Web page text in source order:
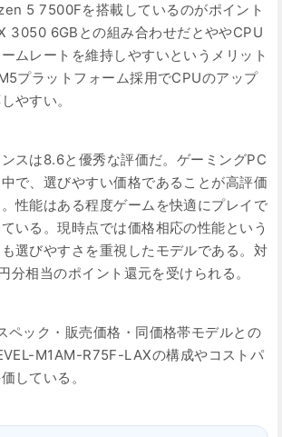
5 7500Fを搭載しているのがポイント
3050 6GBとの組み合わせだとややCPU
ムレートを維持しやすいというメリット
プラットフォーム採用でCPUのアップ
やすい。
スは8.6と優秀な評価だ。ゲーミングPC
で、選びやすい価格であることが高評価
性能はある程度ゲームを快適にプレイで
いる。現時点では価格相応の性能という
選びやすさを重視したモデルである。対
分相当のポイント還元を受けられる。
ペック・販売価格・同価格帯モデルとの
M1AM-R75F-LAXの構成やコストパ
している。